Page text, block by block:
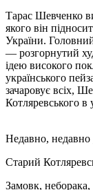
Тарас Шевченко
якого він
України.
— розгорнутий
ідею високого
українського
зачаровує всіх,
Котляревського в
Недавно, недавно
Старий
Замовк,